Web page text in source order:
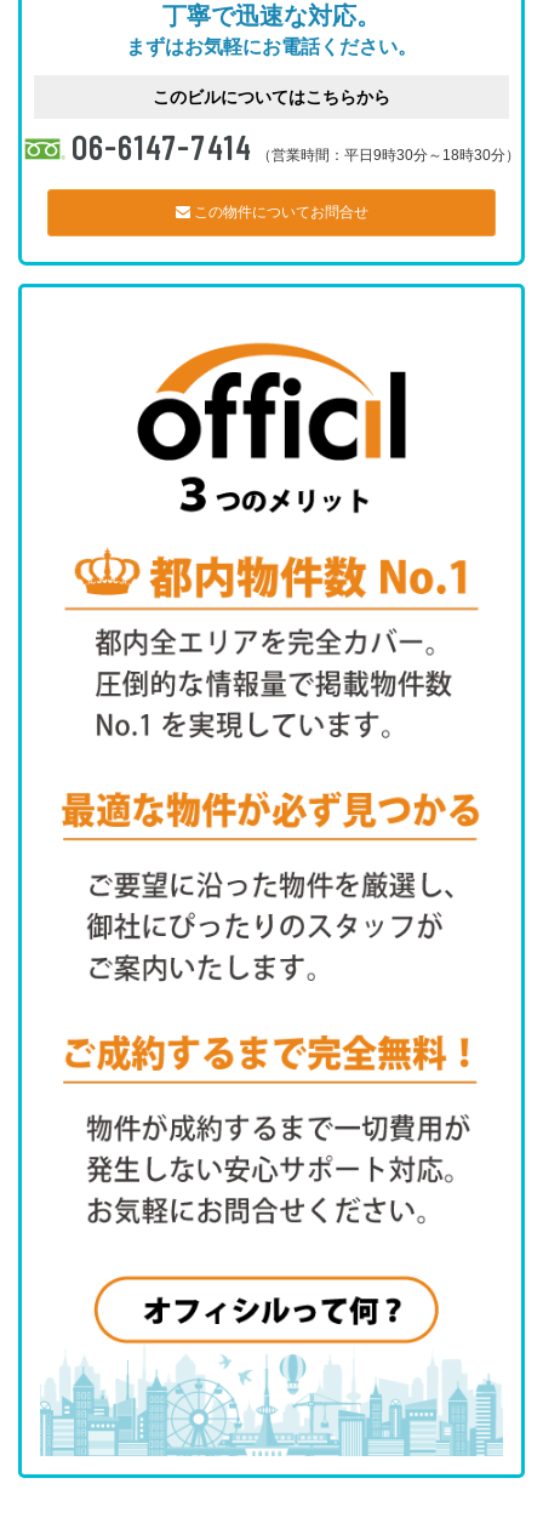
丁寧で迅速な対応。
まずはお気軽にお電話ください。
このビルについてはこちらから
06-6147-7414 （営業時間：平日9時30分～18時30分）
この物件についてお問合せ